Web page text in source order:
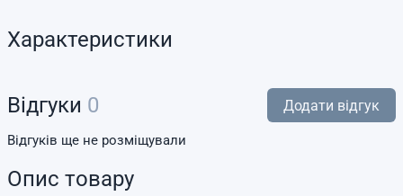
Характеристики
Відгуки 0 Додати відгук
Відгуків ще не розміщували
Опис товару